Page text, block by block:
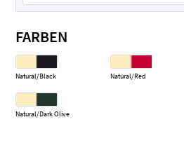
FARBEN
Natural/Black Natural/Red
Natural/Dark Olive